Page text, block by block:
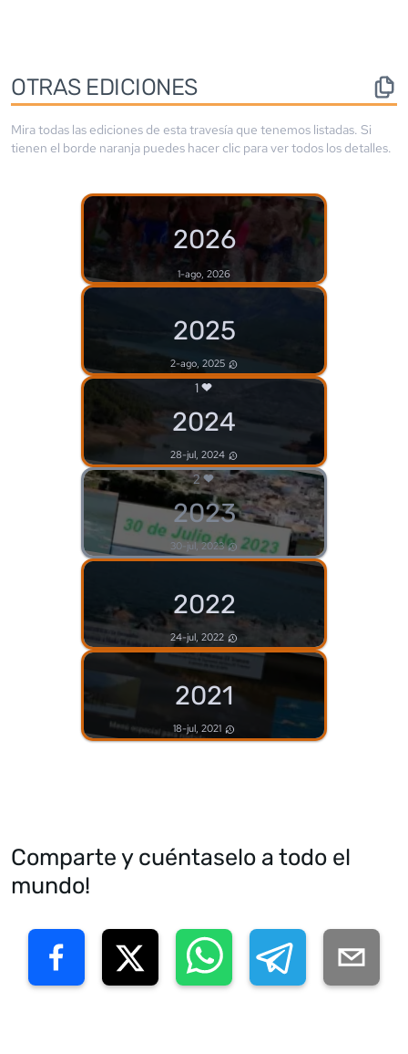
OTRAS EDICIONES
Mira todas las ediciones de esta travesía que tenemos listadas. Si
tienen el borde naranja puedes hacer clic para ver todos los detalles.
2026
1-ago, 2026
2025
2-ago, 2025
1
2024
28-jul, 2024
2
2023
30-jul, 2023
2022
24-jul, 2022
2021
18-jul, 2021
Comparte y cuéntaselo a todo el
mundo!